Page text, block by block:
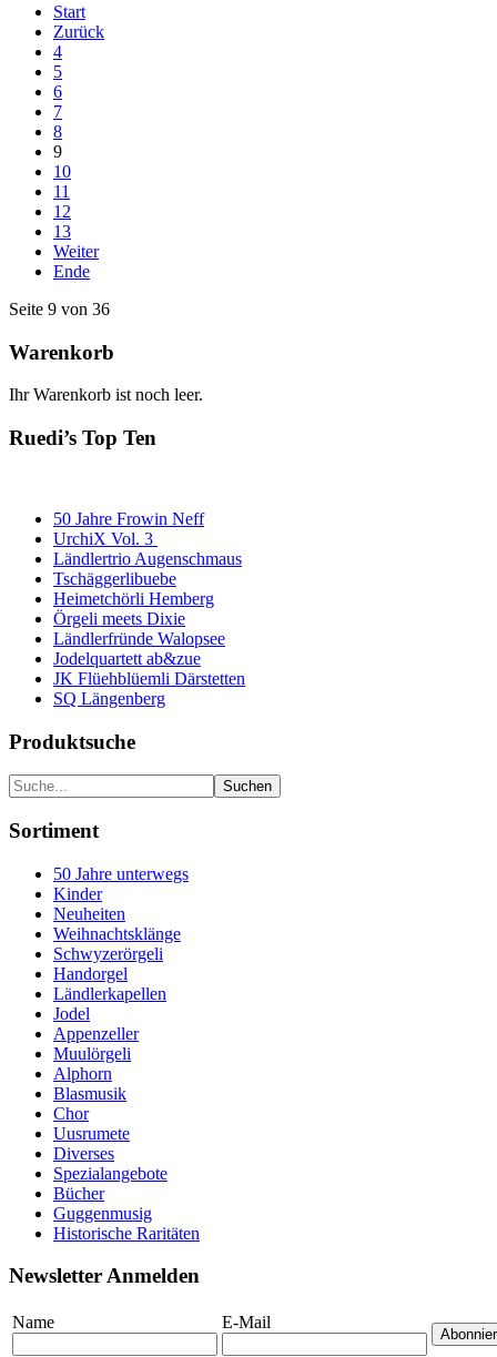
Start
Zurück
4
5
6
7
8
9
10
11
12
13
Weiter
Ende
Seite 9 von 36
Warenkorb
Ihr Warenkorb ist noch leer.
Ruedi’s Top Ten
50 Jahre Frowin Neff
UrchiX Vol. 3
Ländlertrio Augenschmaus
Tschäggerlibuebe
Heimetchörli Hemberg
Örgeli meets Dixie
Ländlerfründe Walopsee
Jodelquartett ab&zue
JK Flüehblüemli Därstetten
SQ Längenberg
Produktsuche
Sortiment
50 Jahre unterwegs
Kinder
Neuheiten
Weihnachtsklänge
Schwyzerörgeli
Handorgel
Ländlerkapellen
Jodel
Appenzeller
Muulörgeli
Alphorn
Blasmusik
Chor
Uusrumete
Diverses
Spezialangebote
Bücher
Guggenmusig
Historische Raritäten
Newsletter Anmelden
Name E-Mail